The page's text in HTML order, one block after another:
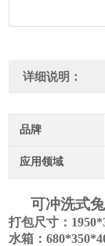
详细说明：
品牌
应用领域
可冲洗式
打包尺寸：
水箱：